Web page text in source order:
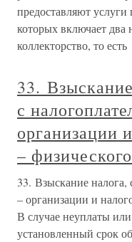
предоставляют услуги
которых включает два
коллекторство, то есть
33.
с
организации
–
33. Взыскание налога,
– организации и
В случае неуплаты
установленный срок